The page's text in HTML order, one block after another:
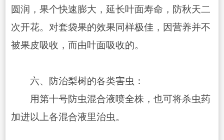
圆润，果个快速膨大，延长叶面寿命，防秋天二
次开花。对套袋果的效果同样极佳，因营养并不
被果皮吸收，而由叶面吸收的。
六、防治梨树的各类害虫：
用第十号防虫混合液喷全株，也可将杀虫药
加进以上各混合液里治虫。